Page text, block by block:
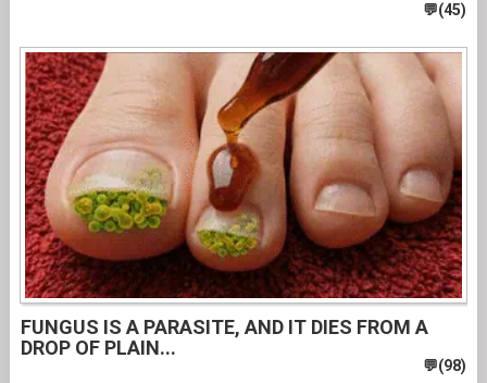
FUNGUS IS A PARASITE, AND IT DIES FROM A
DROP OF PLAIN...